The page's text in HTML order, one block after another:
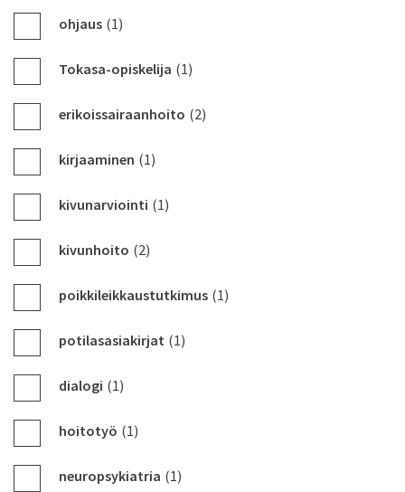
ohjaus (1)
Tokasa-opiskelija (1)
erikoissairaanhoito (2)
kirjaaminen (1)
kivunarviointi (1)
kivunhoito (2)
poikkileikkaustutkimus (1)
potilasasiakirjat (1)
dialogi (1)
hoitotyö (1)
neuropsykiatria (1)